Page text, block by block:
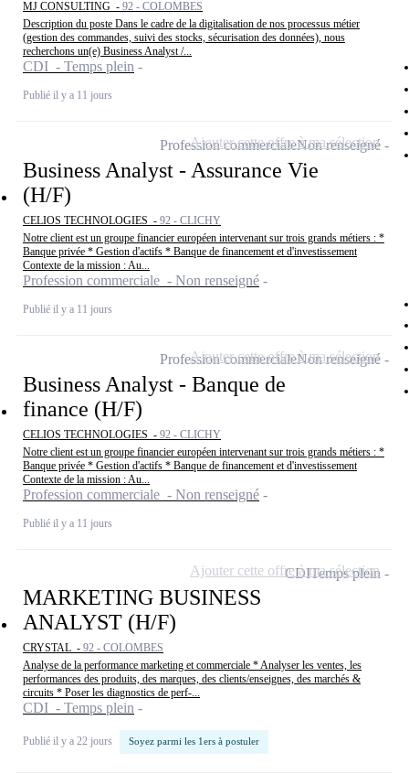
MJ CONSULTING - 92 - COLOMBES
Description du poste Dans le cadre de la digitalisation de nos processus métier
(gestion des commandes, suivi des stocks, sécurisation des données), nous
recherchons un(e) Business Analyst /...
CDI - Temps plein
Publié il y a 11 jours
Business Analyst - Assurance Vie
(H/F)
CELIOS TECHNOLOGIES - 92 - CLICHY
Notre client est un groupe financier européen intervenant sur trois grands métiers : *
Banque privée * Gestion d'actifs * Banque de financement et d'investissement
Contexte de la mission : Au...
Profession commerciale - Non renseigné
Publié il y a 11 jours
Profession commercialeNon renseigné
Ajouter cette offre à ma sélection
Business Analyst - Banque de
finance (H/F)
CELIOS TECHNOLOGIES - 92 - CLICHY
Notre client est un groupe financier européen intervenant sur trois grands métiers : *
Banque privée * Gestion d'actifs * Banque de financement et d'investissement
Contexte de la mission : Au...
Profession commerciale - Non renseigné
Publié il y a 11 jours
Profession commercialeNon renseigné
Ajouter cette offre à ma sélection
MARKETING BUSINESS
ANALYST (H/F)
CRYSTAL - 92 - COLOMBES
Analyse de la performance marketing et commerciale * Analyser les ventes, les
performances des produits, des marques, des clients/enseignes, des marchés &
circuits * Poser les diagnostics de perf-...
CDI - Temps plein
Publié il y a 22 jours Soyez parmi les 1ers à postuler
CDITemps plein
Ajouter cette offre à ma sélection